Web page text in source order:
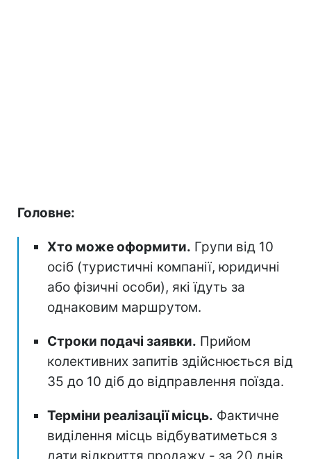
Головне:
Хто може оформити. Групи від 10
осіб (туристичні компанії, юридичні
або фізичні особи), які їдуть за
однаковим маршрутом.
Строки подачі заявки. Прийом
колективних запитів здійснюється від
35 до 10 діб до відправлення поїзда.
Терміни реалізації місць. Фактичне
виділення місць відбуватиметься з
дати відкриття продажу - за 20 днів